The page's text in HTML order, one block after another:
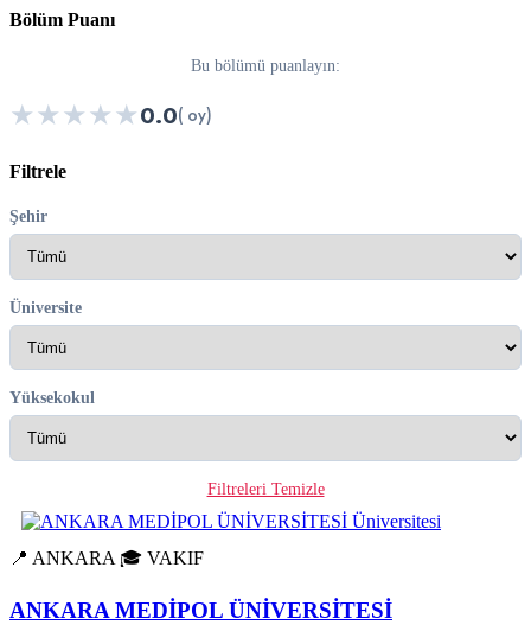
Bölüm Puanı
Bu bölümü puanlayın:
★★★★★0.0( oy)
Filtrele
Şehir
Üniversite
Yüksekokul
Filtreleri Temizle
📍 ANKARA 🎓 VAKIF
ANKARA MEDİPOL ÜNİVERSİTESİ